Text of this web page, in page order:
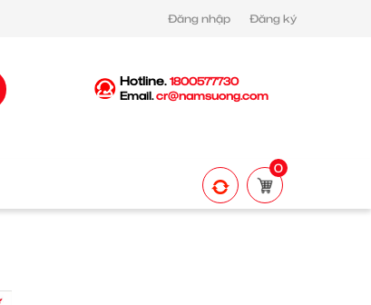
Đăng nhập Đăng ký
Hotline. 1800577730
Email.cr@namsuong.com
0